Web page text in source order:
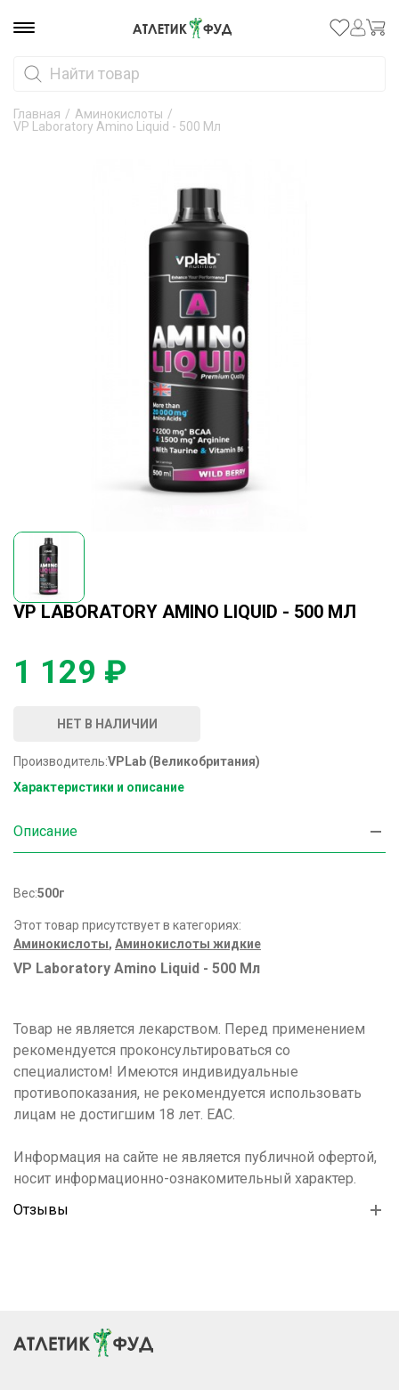
Главная / Аминокислоты /
VP Laboratory Amino Liquid - 500 Мл
VP LABORATORY AMINO LIQUID - 500 МЛ
1 129 ₽
НЕТ В НАЛИЧИИ
Производитель:VPLab (Великобритания)
Характеристики и описание
Описание
Вес:500г
Этот товар присутствует в категориях:
Аминокислоты, Аминокислоты жидкие
VP Laboratory Amino Liquid - 500 Мл
Товар не является лекарством. Перед применением
рекомендуется проконсультироваться со
специалистом! Имеются индивидуальные
противопоказания, не рекомендуется использовать
лицам не достигшим 18 лет. ЕАС.
Информация на сайте не является публичной офертой,
носит информационно-ознакомительный характер.
Отзывы